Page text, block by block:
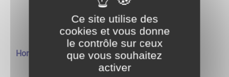
Horaires :
Ce site utilise des
cookies et vous donne
le contrôle sur ceux
que vous souhaitez
activer